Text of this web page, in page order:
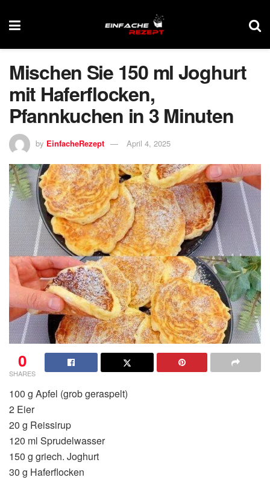
Mischen Sie 150 ml Joghurt
mit Haferflocken,
Pfannkuchen in 3 Minuten
by EinfacheRezept April 4, 2025
0
SHARES
100 g Apfel (grob geraspelt)
2 Eier
20 g Reissirup
120 ml Sprudelwasser
150 g griech. Joghurt
30 g Haferflocken